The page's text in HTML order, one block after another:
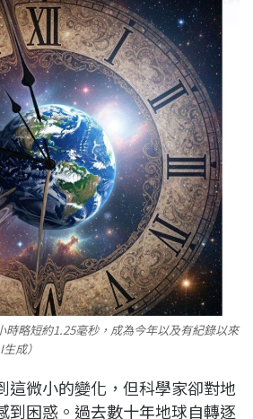
時略短約1.25毫秒，成為今年以及有紀錄以來
成）
這微小的變化，但科學家卻對地
到困惑。過去數十年地球自轉逐